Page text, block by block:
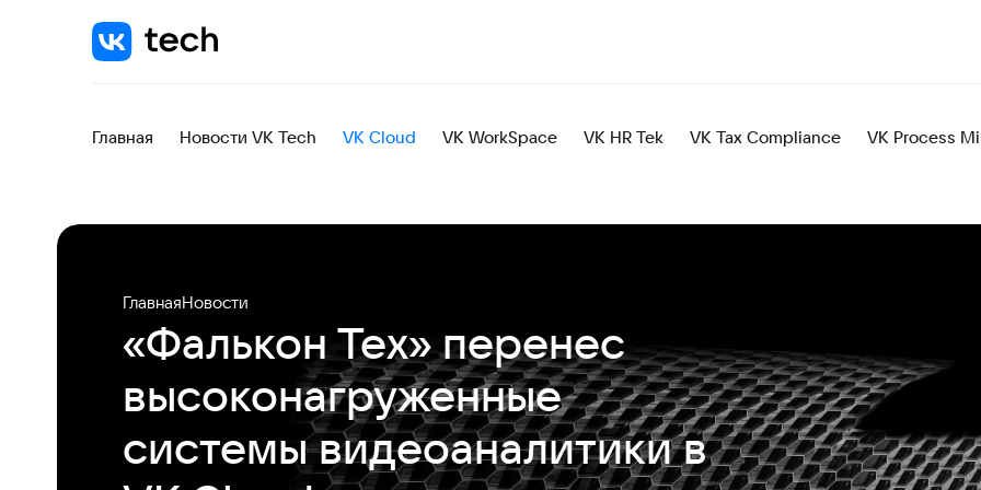
Главная Новости VK Tech VK Cloud VK WorkSpace VK HR Tek VK Tax Compliance VK Process
ГлавнаяНовости
«Фалькон Тех» перенес
высоконагруженные
системы видеоаналитики в